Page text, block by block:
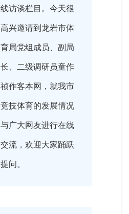
线访谈栏目。今天很
高兴邀请到龙岩市体
育局党组成员、副局
长、二级调研员童作
祯作客本网，就我市
竞技体育的发展情况
与广大网友进行在线
交流，欢迎大家踊跃
提问。